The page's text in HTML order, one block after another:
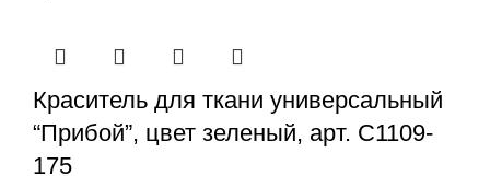
Краситель для ткани универсальный
“Прибой”, цвет зеленый, арт. С1109-
175